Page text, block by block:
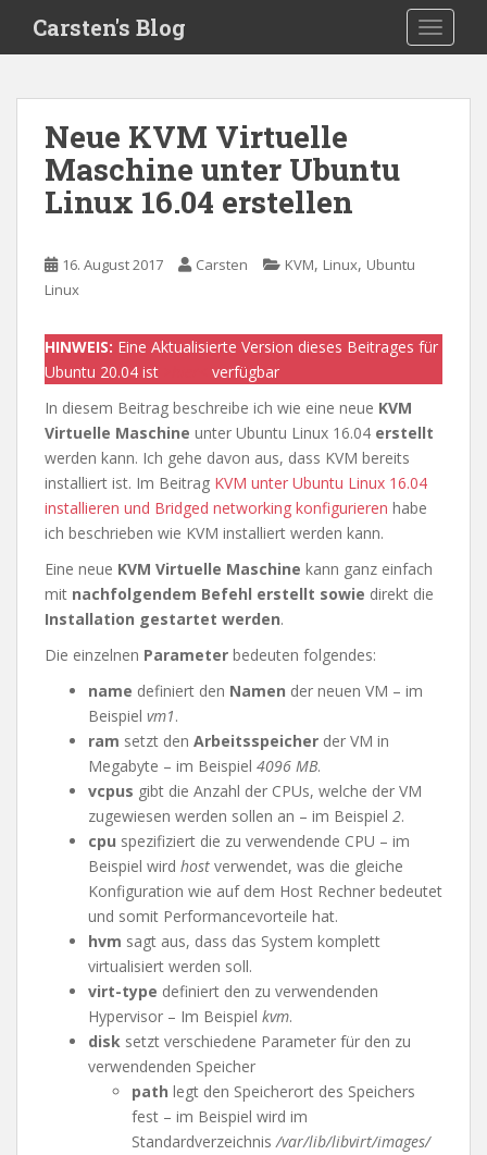
i
Carsten's Blog
Neue KVM Virtuelle
Maschine unter Ubuntu
Linux 16.04 erstellen
16. August 2017 Carsten KVM, Linux, Ubuntu
Linux
HINWEIS: Eine Aktualisierte Version dieses Beitrages für
Ubuntu 20.04 ist
verfügbar
In diesem Beitrag beschreibe ich wie eine neue KVM
Virtuelle Maschine unter Ubuntu Linux 16.04 erstellt
werden kann. Ich gehe davon aus, dass KVM bereits
installiert ist. Im Beitrag KVM unter Ubuntu Linux 16.04
installieren und Bridged networking konfigurieren habe
ich beschrieben wie KVM installiert werden kann.
Eine neue KVM Virtuelle Maschine kann ganz einfach
mit nachfolgendem Befehl erstellt sowie direkt die
Installation gestartet werden.
Die einzelnen Parameter bedeuten folgendes:
name definiert den Namen der neuen VM – im
Beispiel vm1.
ram setzt den Arbeitsspeicher der VM in
Megabyte – im Beispiel 4096 MB.
vcpus gibt die Anzahl der CPUs, welche der VM
zugewiesen werden sollen an – im Beispiel 2.
cpu spezifiziert die zu verwendende CPU – im
Beispiel wird host verwendet, was die gleiche
Konfiguration wie auf dem Host Rechner bedeutet
und somit Performancevorteile hat.
hvm sagt aus, dass das System komplett
virtualisiert werden soll.
virt-type definiert den zu verwendenden
Hypervisor – Im Beispiel kvm.
disk setzt verschiedene Parameter für den zu
verwendenden Speicher
path legt den Speicherort des Speichers
fest – im Beispiel wird im
Standardverzeichnis/var/lib/libvirt/images/